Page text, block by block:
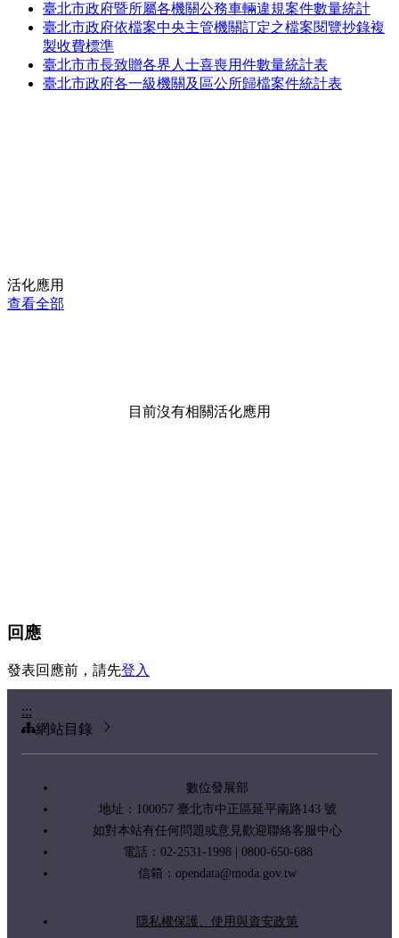
臺北市政府暨所屬各機關公務車輛違規案件數量統計
臺北市政府依檔案中央主管機關訂定之檔案閱覽抄錄複
製收費標準
臺北市市長致贈各界人士喜喪用件數量統計表
臺北市政府各一級機關及區公所歸檔案件統計表
活化應用
查看全部
目前沒有相關活化應用
回應
發表回應前，請先登入
:::
網站目錄
數位發展部
地址：100057 臺北市中正區延平南路143 號
如對本站有任何問題或意見歡迎聯絡客服中心
電話：02-2531-1998 | 0800-650-688
信箱： opendata@moda.gov.tw
隱私權保護、使用與資安政策